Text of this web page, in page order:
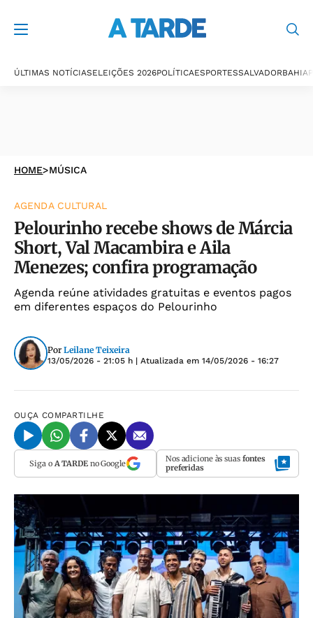
ÚLTIMAS NOTÍCIASELEIÇÕES 2026POLÍTICAESPORTESSALVADORBAHIA
HOME>MÚSICA
AGENDA CULTURAL
Pelourinho recebe shows de Márcia
Short, Val Macambira e Aila
Menezes; confira programação
Agenda reúne atividades gratuitas e eventos pagos
em diferentes espaços do Pelourinho
Por Leilane Teixeira
13/05/2026 - 21:05 h | Atualizada em 14/05/2026 - 16:27
OUÇA COMPARTILHE
Siga o A TARDEno Google Nos adicione às suas fontes
preferidas